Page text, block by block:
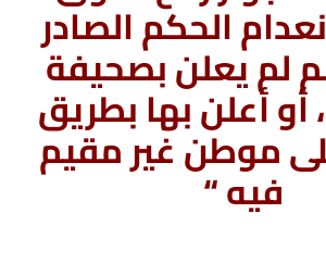
الحكم الصادر
لم يعلن بصحيفة
أو أعلن بها بطريق
موطن غير مقيم
فيه “